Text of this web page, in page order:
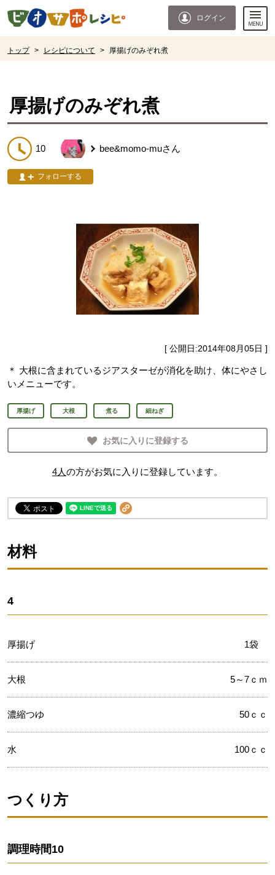
ページの先頭です。
ログイン
トップ > レシピについて > 厚揚げのみぞれ煮
厚揚げのみぞれ煮
10 bee&momo-muさん
フォローする
[ 公開日:2014年08月05日 ]
＊ 大根に含まれているジアスターゼが消化を助け、体にやさし
いメニューです。
厚揚げ 大根 煮る 細ねぎ
お気に入りに登録する
4人の方がお気に入りに登録しています。
材料
4
厚揚げ 1袋
大根 5～7ｃｍ
濃縮つゆ 50ｃｃ
水 100ｃｃ
つくり方
調理時間10